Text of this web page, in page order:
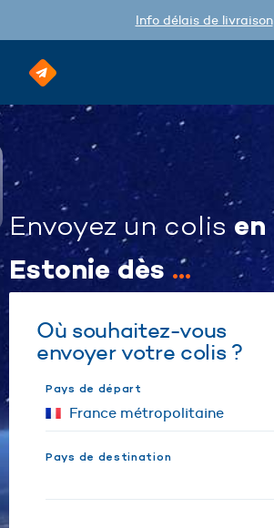
Info délais de livraison
Envoyez un colis en
Estonie dès...
Où souhaitez-vous
envoyer votre colis ?
Pays de départ
Pays de destination